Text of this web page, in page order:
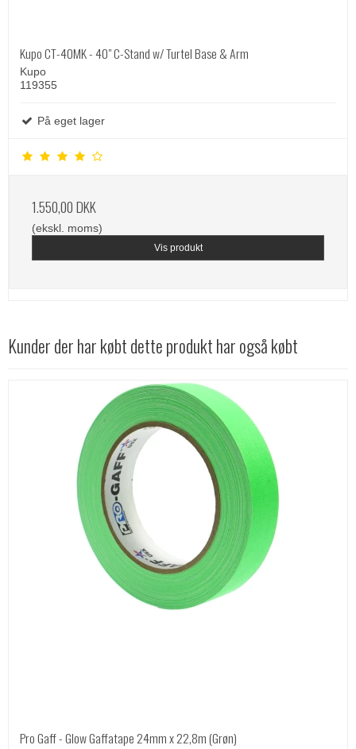
Kupo CT-40MK - 40" C-Stand w/ Turtel Base & Arm
Kupo
119355
På eget lager
1.550,00 DKK
(ekskl. moms)
Vis produkt
Kunder der har købt dette produkt har også købt
Pro Gaff - Glow Gaffatape 24mm x 22,8m (Grøn)